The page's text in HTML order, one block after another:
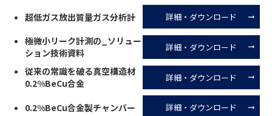
超低ガス放出質量ガス分析計 詳細・ダウンロード
極微⼩リーク計測の_ソリュー
ション技術資料
詳細・ダウンロード
従来の常識を破る真空構造材
0.2%BeCu合⾦
詳細・ダウンロード
0.2%BeCu合⾦製チャンバー 詳細・ダウンロード